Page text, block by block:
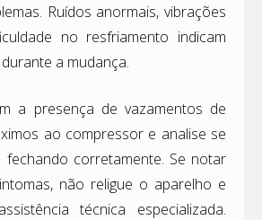
Ruídos anormais, vibrações
no resfriamento indicam
a mudança.
a presença de vazamentos de
ao compressor e analise se
corretamente. Se notar
não religue o aparelho e
técnica especializada.